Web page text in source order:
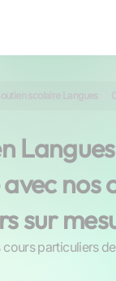
scolaire Langues
nos
sur
particuliers